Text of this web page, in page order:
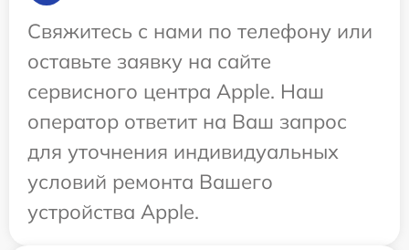
Свяжитесь с нами по телефону или
оставьте заявку на сайте
сервисного центра Apple. Наш
оператор ответит на Ваш запрос
для уточнения индивидуальных
условий ремонта Вашего
устройства Apple.